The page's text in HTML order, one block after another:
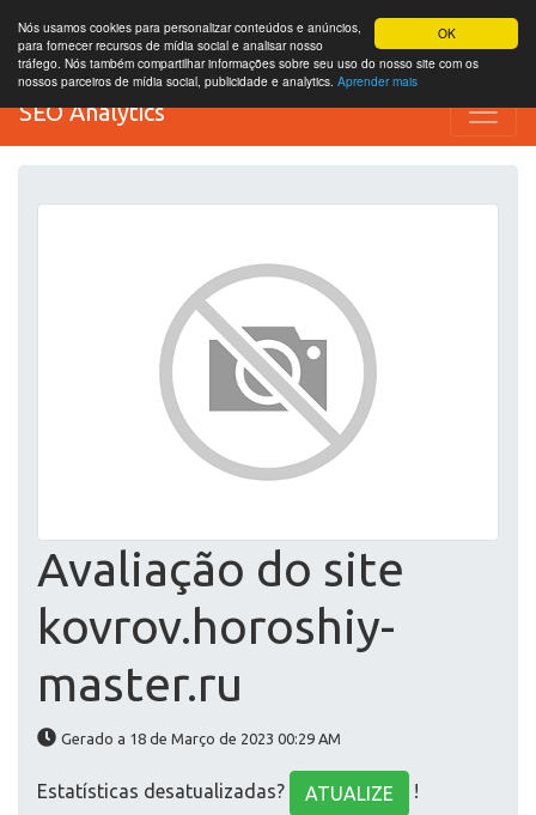
OK
Nós usamos cookies para personalizar conteúdos e anúncios,
para fornecer recursos de mídia social e analisar nosso
tráfego. Nós também compartilhar informações sobre seu uso do nosso site com os
nossos parceiros de mídia social, publicidade e analytics. Aprender mais
SEO Analytics
Avaliação do site
kovrov.horoshiy-
master.ru
Gerado a 18 de Março de 2023 00:29 AM
Estatísticas desatualizadas? ATUALIZE !